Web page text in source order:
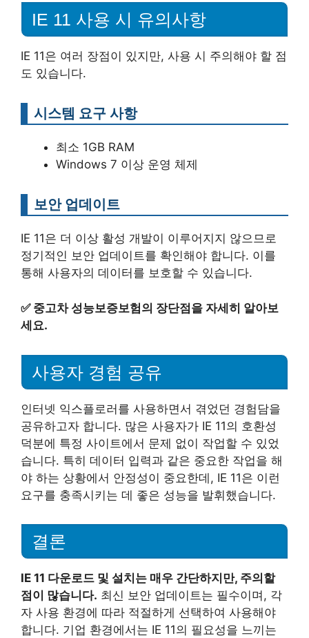
IE 11 사용 시 유의사항
IE 11은 여러 장점이 있지만, 사용 시 주의해야 할 점
도 있습니다.
시스템 요구 사항
최소 1GB RAM
Windows 7 이상 운영 체제
보안 업데이트
IE 11은 더 이상 활성 개발이 이루어지지 않으므로
정기적인 보안 업데이트를 확인해야 합니다. 이를
통해 사용자의 데이터를 보호할 수 있습니다.
✅ 중고차 성능보증보험의 장단점을 자세히 알아보
세요.
사용자 경험 공유
인터넷 익스플로러를 사용하면서 겪었던 경험담을
공유하고자 합니다. 많은 사용자가 IE 11의 호환성
덕분에 특정 사이트에서 문제 없이 작업할 수 있었
습니다. 특히 데이터 입력과 같은 중요한 작업을 해
야 하는 상황에서 안정성이 중요한데, IE 11은 이런
요구를 충족시키는 데 좋은 성능을 발휘했습니다.
결론
IE 11 다운로드 및 설치는 매우 간단하지만, 주의할
점이 많습니다. 최신 보안 업데이트는 필수이며, 각
자 사용 환경에 따라 적절하게 선택하여 사용해야
합니다. 기업 환경에서는 IE 11의 필요성을 느끼는